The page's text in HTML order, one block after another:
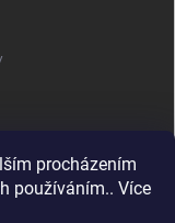
procházením
používáním.. Více